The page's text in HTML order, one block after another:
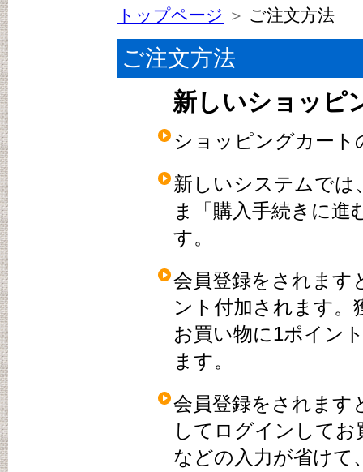
トップページ ＞ ご注文方法
ご注文方法
新しいショッピ
ショッピングカー
新しいシステムでは
ま「購入手続きに
す。
会員登録をされます
ント付加されます。
お買い物に1ポイン
ます。
会員登録をされます
してログインして
などの入力が省けて